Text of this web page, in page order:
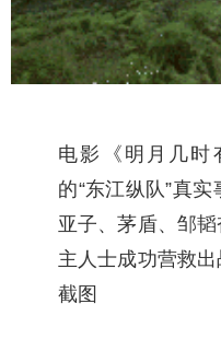
电影《明月几时
的“东江纵队”真
亚子、茅盾、邹
主人士成功营救
截图